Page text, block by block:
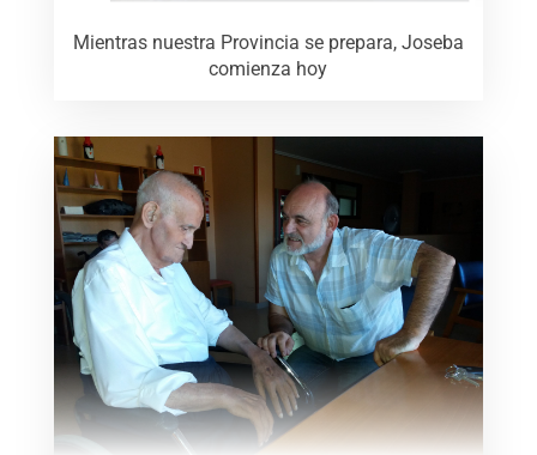
Mientras nuestra Provincia se prepara, Joseba
comienza hoy